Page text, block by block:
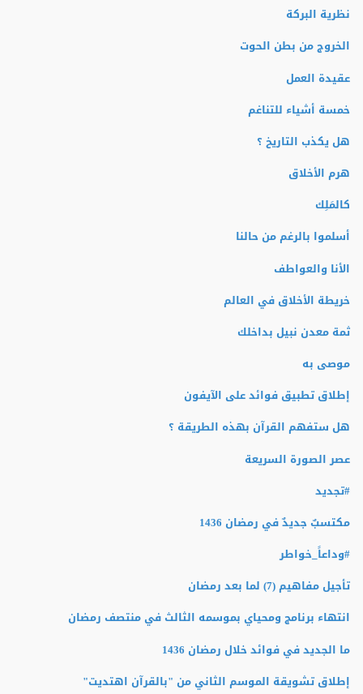
نظرية البركة
الخروج من بطن الحوت
عقيدة العمل
خمسة أشياء للتناغم
هل يكذب التاريخ ؟
هرم الأخلاق
كالمَلِك
أسلموا بالرغم من حالنا
الأنا والعواطف
خريطة الأخلاق في العالم
ثمة معدن نبيل بداخلك
موصى به
إطلاق تطبيق فوائد على الآيفون
هل ستفهم القرآن بهذه الطريقة ؟
عصر الصورة السريعة
#تجديد
مكتسبٌ جديدٌ في رمضان 1436
#وداعاً_خواطر
تأجيل مفاهيم (7) لما بعد رمضان
انتهاء برنامج ومحياي بموسمه الثالث في منتصف رمضان
ما الجديد في فوائد خلال رمضان 1436
إطلاق تشويقة الموسم الثاني من "بالقرآن اهتديت"